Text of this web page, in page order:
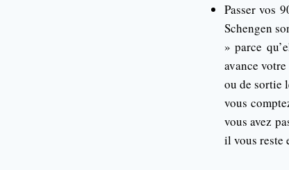
Passer vos
Schengen
» parce
avance
ou de sortie
vous
vous avez
il vous reste